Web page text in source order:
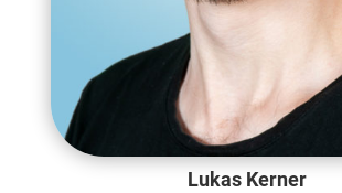
Lukas Kerner